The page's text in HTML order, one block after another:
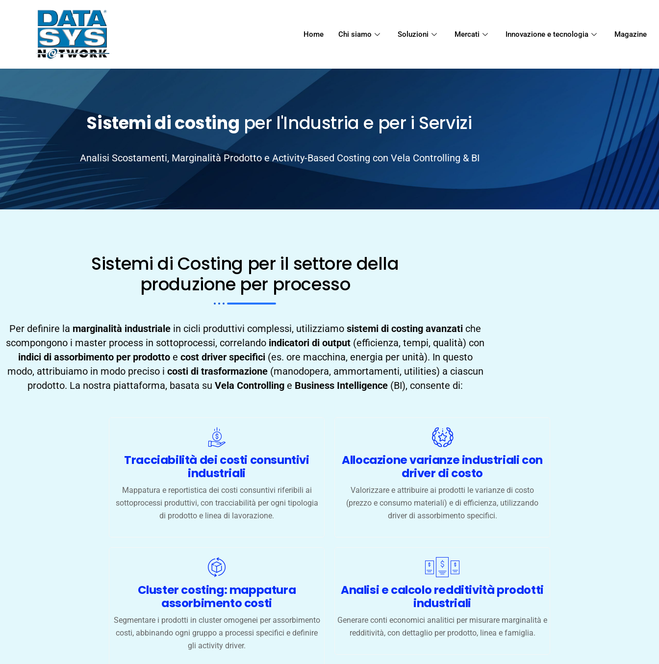
Home Chi siamo Soluzioni Mercati Innovazione e tecnologia Magazine
Sistemi di costing per l'Industria e per i Servizi
Analisi Scostamenti, Marginalità Prodotto e Activity-Based Costing con Vela Controlling & BI
Sistemi di Costing per il settore della
produzione per processo
Per definire la marginalità industriale in cicli produttivi complessi, utilizziamo sistemi di costing avanzati che
scompongono i master process in sottoprocessi, correlando indicatori di output (efficienza, tempi, qualità) con
indici di assorbimento per prodottoe cost driver specifici(es. ore macchina, energia per unità). In questo
modo, attribuiamo in modo preciso i costi di trasformazione(manodopera, ammortamenti, utilities) a ciascun
prodotto. La nostra piattaforma, basata su Vela Controlling e Business Intelligence (BI), consente di:
Tracciabilità dei costi consuntivi
industriali
Mappatura e reportistica dei costi consuntivi riferibili ai
sottoprocessi produttivi, con tracciabilità per ogni tipologia
di prodotto e linea di lavorazione.
Allocazione varianze industriali con
driver di costo
Valorizzare e attribuire ai prodotti le varianze di costo
(prezzo e consumo materiali) e di efficienza, utilizzando
driver di assorbimento specifici.
Cluster costing: mappatura
assorbimento costi
Segmentare i prodotti in cluster omogenei per assorbimento
costi, abbinando ogni gruppo a processi specifici e definire
gli activity driver.
Analisi e calcolo redditività prodotti
industriali
Generare conti economici analitici per misurare marginalità e
redditività, con dettaglio per prodotto, linea e famiglia.